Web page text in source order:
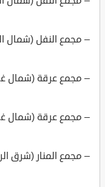
– مجمع النفل (شمال
– مجمع عرقة (شمال
– مجمع عرقة (شمال
– مجمع المنار (شرق